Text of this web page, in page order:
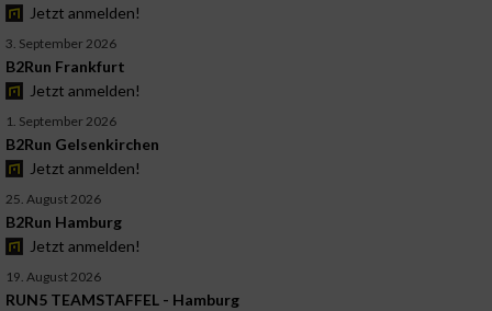
Jetzt anmelden!
3. September 2026
B2Run Frankfurt
Jetzt anmelden!
1. September 2026
B2Run Gelsenkirchen
Jetzt anmelden!
25. August 2026
B2Run Hamburg
Jetzt anmelden!
19. August 2026
RUN5 TEAMSTAFFEL - Hamburg